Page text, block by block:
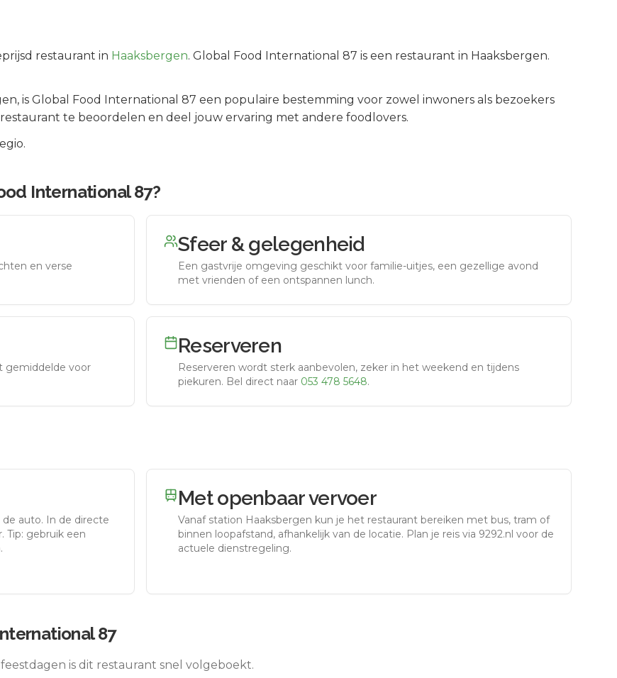
restaurant in Haaksbergen. Global Food International 87 is een restaurant in Haaksbergen.
, is Global Food International 87 een populaire bestemming voor zowel inwoners als bezoekers
te beoordelen en deel jouw ervaring met andere foodlovers.
International 87?
en verse
Sfeer & gelegenheid
Een gastvrije omgeving geschikt voor familie-uitjes, een gezellige avond
met vrienden of een ontspannen lunch.
gemiddelde voor
Reserveren
Reserveren wordt sterk aanbevolen, zeker in het weekend en tijdens
piekuren. Bel direct naar 053 478 5648.
auto. In de directe
Tip: gebruik een
Met openbaar vervoer
Vanaf station Haaksbergen kun je het restaurant bereiken met bus, tram of
binnen loopafstand, afhankelijk van de locatie. Plan je reis via 9292.nl voor de
actuele dienstregeling.
87
is dit restaurant snel volgeboekt.